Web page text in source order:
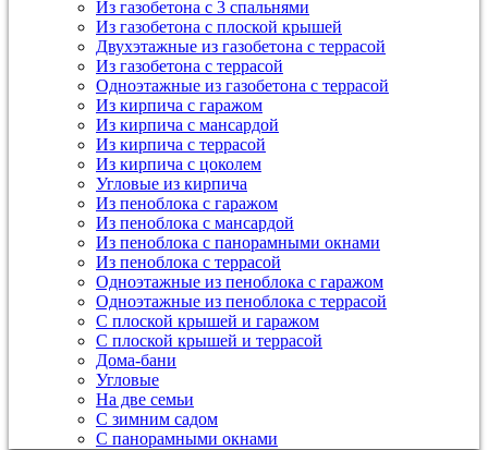
Из газобетона с 3 спальнями
Из газобетона с плоской крышей
Двухэтажные из газобетона с террасой
Из газобетона с террасой
Одноэтажные из газобетона с террасой
Из кирпича с гаражом
Из кирпича с мансардой
Из кирпича с террасой
Из кирпича с цоколем
Угловые из кирпича
Из пеноблока с гаражом
Из пеноблока с мансардой
Из пеноблока с панорамными окнами
Из пеноблока с террасой
Одноэтажные из пеноблока с гаражом
Одноэтажные из пеноблока с террасой
С плоской крышей и гаражом
С плоской крышей и террасой
Дома-бани
Угловые
На две семьи
С зимним садом
С панорамными окнами